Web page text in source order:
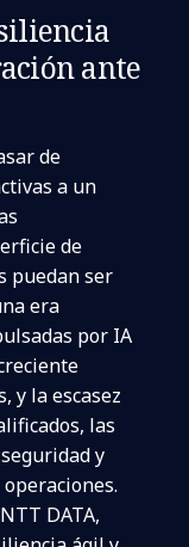
ante
de
a un
de
puedan ser
era
por IA
y la escasez
las
y
DATA,